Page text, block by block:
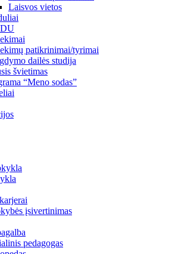
Laisvos vietos
patikrinimai/tyrimai
dailės studija
švietimas
“Meno sodas”
įsivertinimas
pedagogas